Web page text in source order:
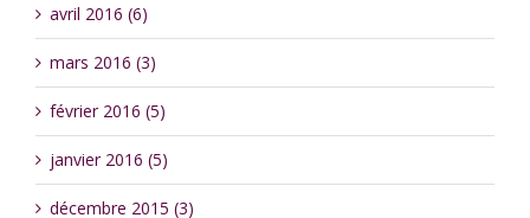
avril 2016 (6)
mars 2016 (3)
février 2016 (5)
janvier 2016 (5)
décembre 2015 (3)